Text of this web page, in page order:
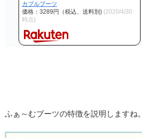
カブルブーツ
価格：3289円（税込、送料別) (2020/4/30
時点)
ふぁ～むブーツの特徴を説明しますね。